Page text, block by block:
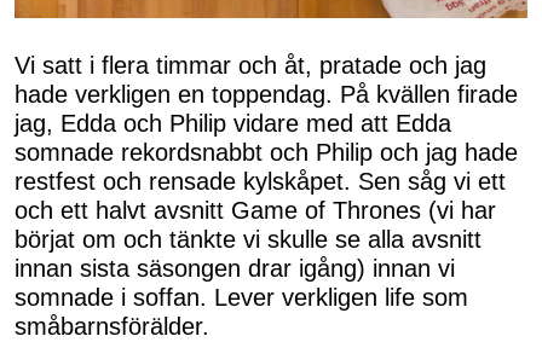
Vi satt i flera timmar och åt, pratade och jag
hade verkligen en toppendag. På kvällen firade
jag, Edda och Philip vidare med att Edda
somnade rekordsnabbt och Philip och jag hade
restfest och rensade kylskåpet. Sen såg vi ett
och ett halvt avsnitt Game of Thrones (vi har
börjat om och tänkte vi skulle se alla avsnitt
innan sista säsongen drar igång) innan vi
somnade i soffan. Lever verkligen life som
småbarnsförälder.